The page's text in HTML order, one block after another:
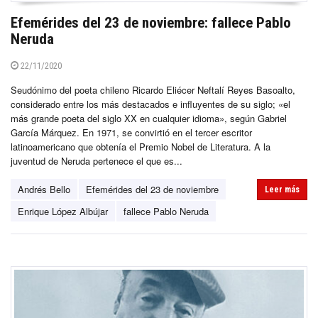
Efemérides del 23 de noviembre: fallece Pablo
Neruda
22/11/2020
Seudónimo del poeta chileno Ricardo Eliécer Neftalí Reyes Basoalto,
considerado entre los más destacados e influyentes de su siglo; «el
más grande poeta del siglo XX en cualquier idioma», según Gabriel
García Márquez. En 1971, se convirtió en el tercer escritor
latinoamericano que obtenía el Premio Nobel de Literatura. A la
juventud de Neruda pertenece el que es...
Andrés Bello
Efemérides del 23 de noviembre
Enrique López Albújar
fallece Pablo Neruda
Leer más